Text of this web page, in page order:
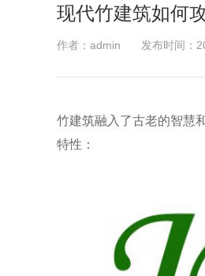
现代竹建筑如何
作者：admin 发布时间：
竹建筑融入了古老的智慧
特性：